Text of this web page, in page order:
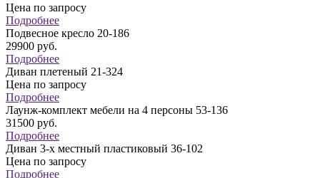
Цена по запросу
Подробнее
Подвесное кресло 20-186
29900 руб.
Подробнее
Диван плетеный 21-324
Цена по запросу
Подробнее
Лаунж-комплект мебели на 4 персоны 53-136
31500 руб.
Подробнее
Диван 3-х местный пластиковый 36-102
Цена по запросу
Подробнее